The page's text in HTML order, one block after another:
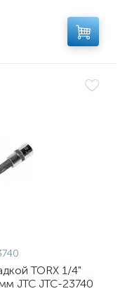
TORX 1/4"
JTC JTC-23740